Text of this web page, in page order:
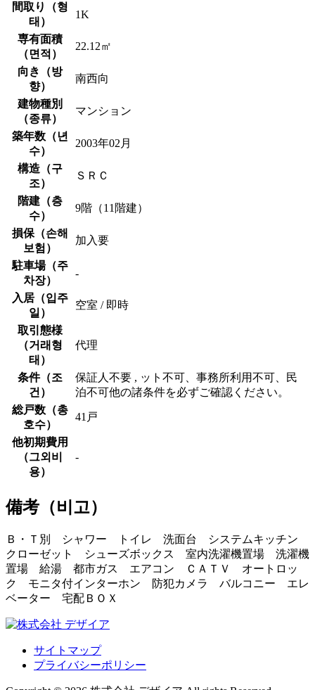
間取り（형
태 ）
1K
専有面積
（면적 ）
22.12㎡
向き（방
향）
南西向
建物種別
（종류）
マンション
築年数（년
수）
2003年02月
構造（구
조）
ＳＲＣ
階建（층
수）
9階（11階建）
損保（손해
보험 ）
加入要
駐車場（주
차장）
-
入居（입주
일 ）
空室 / 即時
取引態様
（거래형
태 ）
代理
条件（조
건 ）
保証人不要 , ット不可、事務所利用不可、民
泊不可他の諸条件を必ずご確認ください。
総戸数（총
호수）
41戸
他初期費用
（그외비
용）
-
備考（비고）
Ｂ・Ｔ別 シャワー トイレ 洗面台 システムキッチン
クローゼット シューズボックス 室内洗濯機置場 洗濯機
置場 給湯 都市ガス エアコン ＣＡＴＶ オートロッ
ク モニタ付インターホン 防犯カメラ バルコニー エレ
ベーター 宅配ＢＯＸ
サイトマップ
プライバシーポリシー